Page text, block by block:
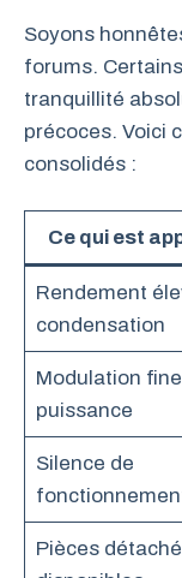
Soyons
forums.
tranquillité
précoces. Voici
consolidés :
Ce qui est
Rendement
condensation
Modulation
puissance
Silence de
Pièces